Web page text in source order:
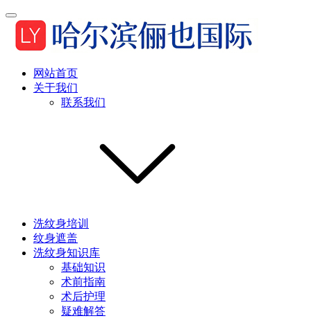
网站首页
关于我们
联系我们
洗纹身培训
纹身遮盖
洗纹身知识库
基础知识
术前指南
术后护理
疑难解答